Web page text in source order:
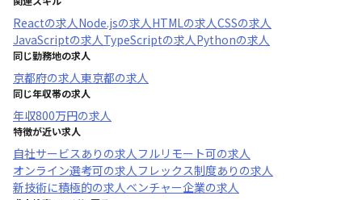
Reactの求人Node.jsの求人HTMLの求人CSSの求人
JavaScriptの求人TypeScriptの求人Pythonの求人
同じ勤務地の求人
京都府の求人東京都の求人
同じ年収帯の求人
年収800万円の求人
特徴が近い求人
自社サービスあり の求人フルリモート可の求人
オンライン選考可の求人フレックス制度あり の求人
新技術に積極的の求人ベンチャー企業の求人